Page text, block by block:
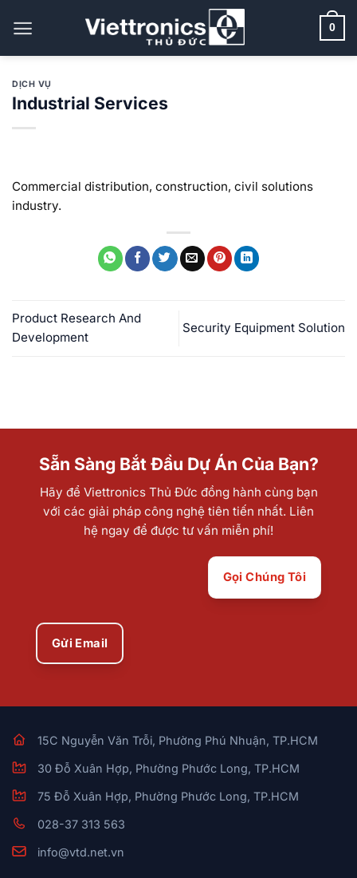
qua
0
DỊCH VỤ
Industrial Services
Commercial distribution, construction, civil solutions
industry.
Product Research And
Development
Security Equipment Solution
Sẵn Sàng Bắt Đầu Dự Án Của Bạn?
Hãy để Viettronics Thủ Đức đồng hành cùng bạn
với các giải pháp công nghệ tiên tiến nhất. Liên
hệ ngay để được tư vấn miễn phí!
Gọi Chúng Tôi
Gửi Email
15C Nguyễn Văn Trỗi, Phường Phú Nhuận, TP.HCM
30 Đỗ Xuân Hợp, Phường Phước Long, TP.HCM
75 Đỗ Xuân Hợp, Phường Phước Long, TP.HCM
028-37 313 563
info@vtd.net.vn